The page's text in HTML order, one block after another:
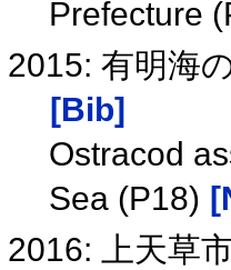
Prefecture
2015: 有明海
[Bib]
Ostracod
Sea (P18)
2016: 上天草